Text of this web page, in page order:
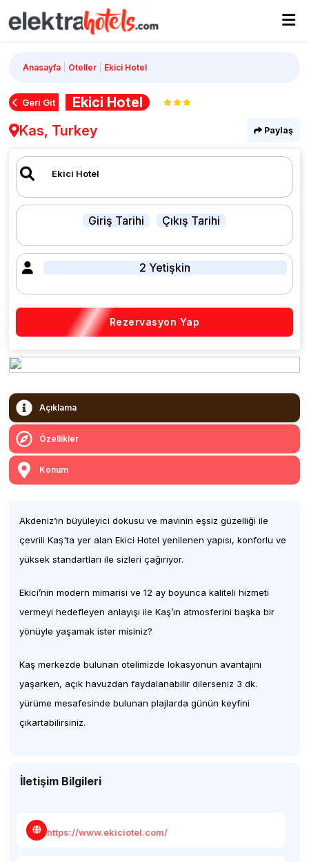
Anasayfa Oteller Ekici Hotel
Geri Git
Ekici Hotel
Kas, Turkey
Paylaş
Giriş Tarihi Çıkış Tarihi
2 Yetişkin
Rezervasyon Yap
Açıklama
Özellikler
Konum
Akdeniz‘in büyüleyici dokusu ve mavinin eşsiz güzelliği ile
çevrili Kaş'ta yer alan Ekici Hotel yenilenen yapısı, konforlu ve
yüksek standartları ile sizleri çağırıyor.
Ekici’nin modern mimarisi ve 12 ay boyunca kaliteli hizmeti
vermeyi hedefleyen anlayışı ile Kaş’ın atmosferini başka bir
yönüyle yaşamak ister misiniz?
Kaş merkezde bulunan otelimizde lokasyonun avantajını
yaşarken, açık havuzdan faydalanabilir dilerseniz 3 dk.
yürüme mesafesinde bulunan plajlarda günün keyfini
çıkartabilirsiniz.
İletişim Bilgileri
https://www.ekiciotel.com/